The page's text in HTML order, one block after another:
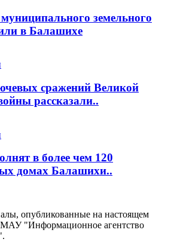
земельного
в Балашихе
сражений Великой
рассказали..
в более чем 120
домах Балашихи..
опубликованные на настоящем
МАУ "Информационное агентство